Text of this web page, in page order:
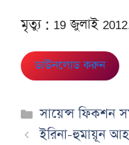
মৃত্যু : 19 জুলাই
ডাউনলোড করুন
Categories
সায়েন্স ফিকশন
ইরিনা-হুমায়ূন